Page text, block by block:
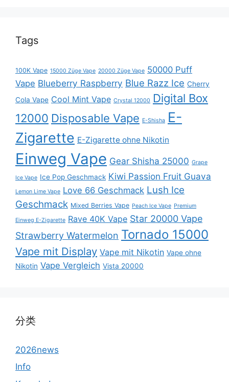
Tags
100K Vape 15000 Züge Vape 20000 Züge Vape 50000 Puff
Vape Blueberry Raspberry Blue Razz Ice Cherry
Cola Vape Cool Mint Vape Crystal 12000
Digital Box
12000 Disposable Vape E-Shisha E-
Zigarette E-Zigarette ohne Nikotin
Einweg Vape Gear Shisha 25000 Grape
Ice Vape Ice Pop Geschmack Kiwi Passion Fruit Guava
Lemon Lime Vape Love 66 Geschmack Lush Ice
Geschmack Mixed Berries Vape Peach Ice Vape Premium
Einweg E-Zigarette Rave 40K Vape Star 20000 Vape
Strawberry Watermelon Tornado 15000
Vape mit Display Vape mit Nikotin Vape ohne
Nikotin Vape Vergleich Vista 20000
分类
2026news
Info